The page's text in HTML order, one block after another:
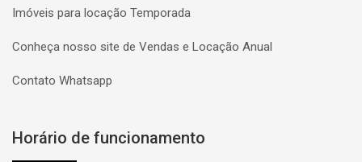
Imóveis para locação Temporada
Conheça nosso site de Vendas e Locação Anual
Contato Whatsapp
Horário de funcionamento